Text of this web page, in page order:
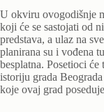
U okviru ovogodišnje
koji će se sastojati od
predstava, a ulaz na
planirana su i vođena
besplatna. Posetioci
istoriju grada
koje ovaj grad